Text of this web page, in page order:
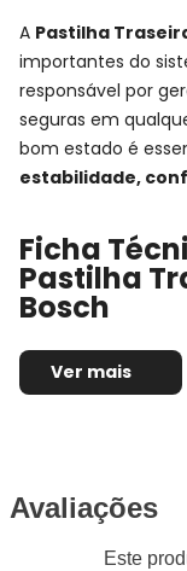
A Pastilha
importantes do
responsável por
seguras em
bom estado é
estabilidade,
Ficha
Pastilha
Bosch
Montadora:
Modelo:XV
Posição de
Sistema
Ver mais
Avaliações
Este